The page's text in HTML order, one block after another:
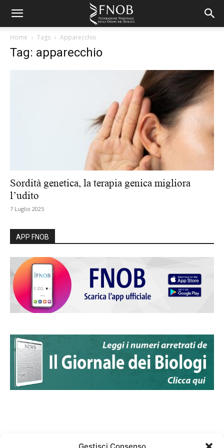
Home Tags Apparecchio
Tag: apparecchio
Sordità genetica, la terapia genica migliora
l’udito
7 Luglio 2025
APP FNOB